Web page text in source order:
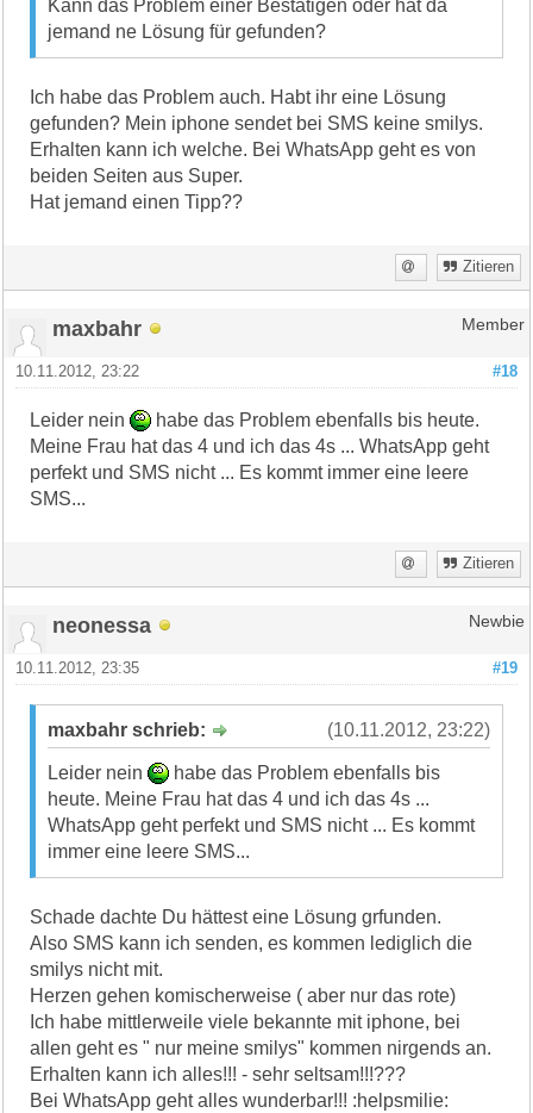
Kann das Problem einer Bestätigen oder hat da
jemand ne Lösung für gefunden?
Ich habe das Problem auch. Habt ihr eine Lösung
gefunden? Mein iphone sendet bei SMS keine smilys.
Erhalten kann ich welche. Bei WhatsApp geht es von
beiden Seiten aus Super.
Hat jemand einen Tipp??
Zitieren
maxbahr Member
#18
10.11.2012, 23:22
Leider nein
habe das Problem ebenfalls bis heute.
Meine Frau hat das 4 und ich das 4s ... WhatsApp geht
perfekt und SMS nicht ... Es kommt immer eine leere
SMS...
Zitieren
neonessa Newbie
#19
10.11.2012, 23:35
(10.11.2012, 23:22)
maxbahr schrieb:
Leider nein
habe das Problem ebenfalls bis
heute. Meine Frau hat das 4 und ich das 4s ...
WhatsApp geht perfekt und SMS nicht ... Es kommt
immer eine leere SMS...
Schade dachte Du hättest eine Lösung grfunden.
Also SMS kann ich senden, es kommen lediglich die
smilys nicht mit.
Herzen gehen komischerweise ( aber nur das rote)
Ich habe mittlerweile viele bekannte mit iphone, bei
allen geht es " nur meine smilys" kommen nirgends an.
Erhalten kann ich alles!!! - sehr seltsam!!!???
Bei WhatsApp geht alles wunderbar!!! :helpsmilie: